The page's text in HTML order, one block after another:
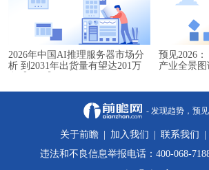
2026年中国AI推理服务器市场分
析 到2031年出货量有望达201万
预见2026
产业全景图
- 发现趋势，预
关于前瞻 | 加入我们 | 联系我们 |
违法和不良信息举报电话：400-068-